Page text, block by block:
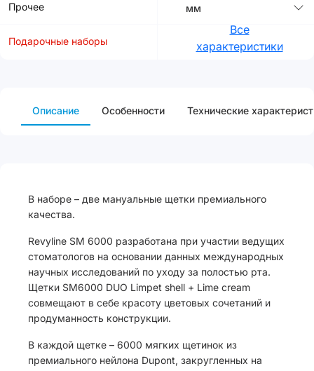
Прочее
Подарочные наборы
мм
Все
характеристики
Описание Особенности Технические
В наборе – две мануальные щетки премиального
качества.
Revyline SM 6000 разработана при участии ведущих
стоматологов на основании данных международных
научных исследований по уходу за полостью рта.
Щетки SM6000 DUO Limpet shell + Lime cream
совмещают в себе красоту цветовых сочетаний и
продуманность конструкции.
В каждой щетке – 6000 мягких щетинок из
премиального нейлона Dupont, закругленных на